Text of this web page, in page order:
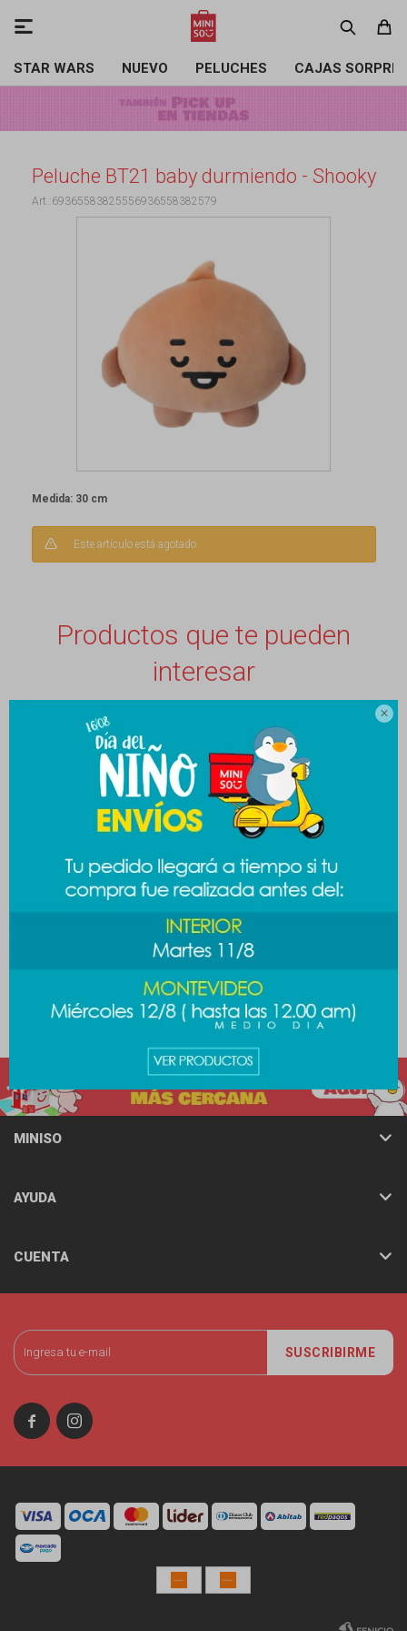

STAR WARS NUEVO PELUCHES CAJAS

Peluche BT21 baby durmiendo - Shooky
69365583825556936558382579
Medida: 30 cm
Este artículo está agotado.
Productos que te pueden
interesar
Peluche tiburón
$ 689
SUSCRIBIRME
 
MINISO
AYUDA
CUENTA